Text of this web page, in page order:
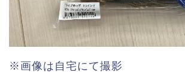
※画像は自宅にて撮影